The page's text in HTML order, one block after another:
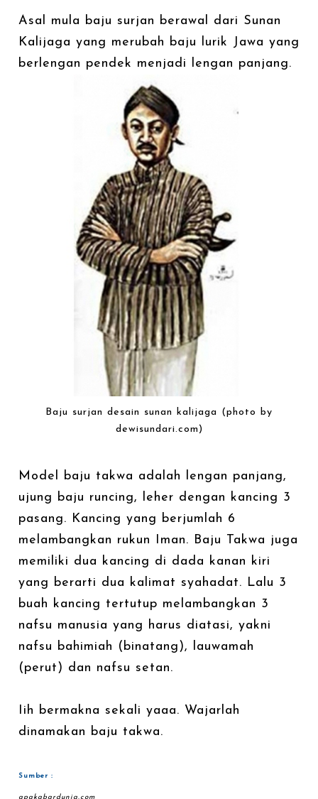
Asal mula baju surjan berawal dari Sunan
Kalijaga yang merubah baju lurik Jawa yang
berlengan pendek menjadi lengan panjang.
Baju surjan desain sunan kalijaga (photo by
dewisundari.com)
Model baju takwa adalah lengan panjang,
ujung baju runcing, leher dengan kancing 3
pasang. Kancing yang berjumlah 6
melambangkan rukun Iman. Baju Takwa juga
memiliki dua kancing di dada kanan kiri
yang berarti dua kalimat syahadat. Lalu 3
buah kancing tertutup melambangkan 3
nafsu manusia yang harus diatasi, yakni
nafsu bahimiah (binatang), lauwamah
(perut) dan nafsu setan.
Iih bermakna sekali yaaa. Wajarlah
dinamakan baju takwa.
Sumber :
apakabardunia.com